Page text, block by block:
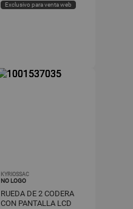
Exclusivo para venta web
KYRIOSSAC
NO LOGO
RUEDA DE 2 CODERA
CON PANTALLA LCD